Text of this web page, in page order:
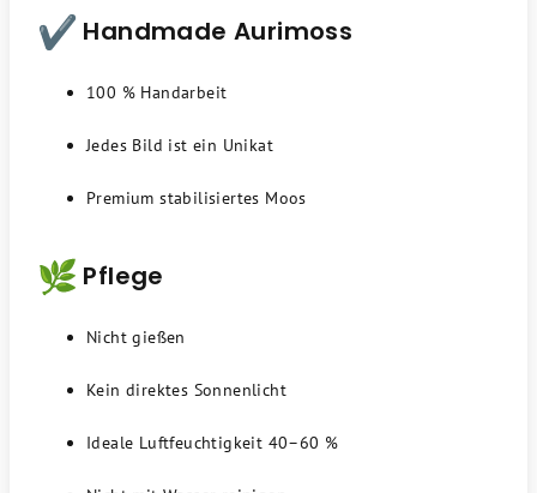
Handmade Aurimoss
100 % Handarbeit
Jedes Bild ist ein Unikat
Premium stabilisiertes Moos
Pflege
Nicht gießen
Kein direktes Sonnenlicht
Ideale Luftfeuchtigkeit 40–60 %